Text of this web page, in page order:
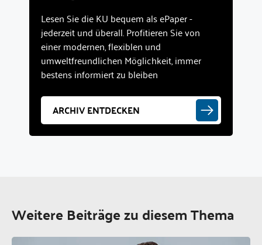
Lesen Sie die KU bequem als ePaper -
jederzeit und überall. Profitieren Sie von
einer modernen, flexiblen und
umweltfreundlichen Möglichkeit, immer
bestens informiert zu bleiben
ARCHIV ENTDECKEN
Weitere Beiträge zu diesem Thema